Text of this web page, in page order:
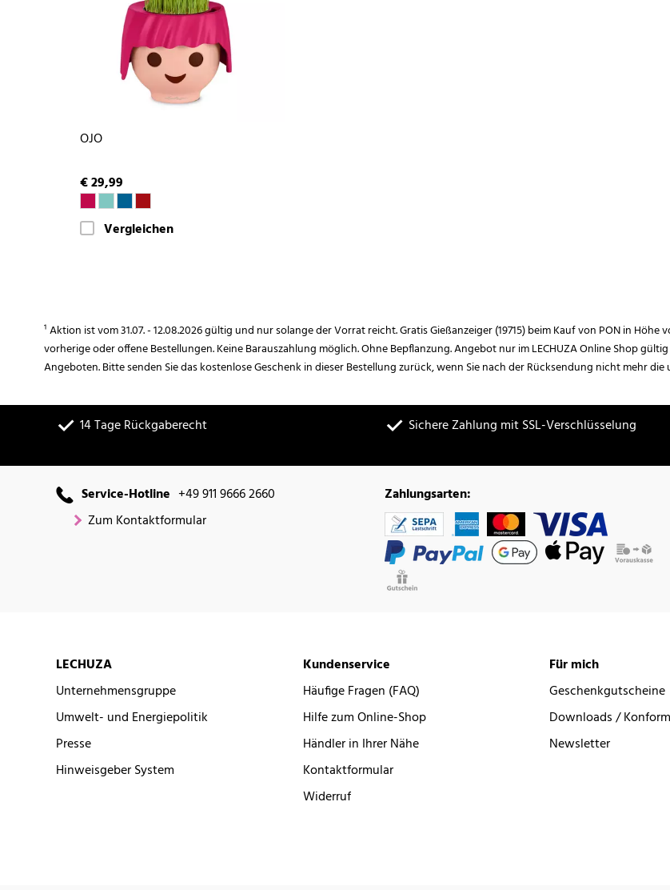
OJO
€ 29,99
Vergleichen
¹ Aktion ist vom 31.07. - 12.08.2026 gültig und nur solange der Vorrat reicht. Gratis Gießanzeiger (19715) beim Kauf von PON in
vorherige oder offene Bestellungen. Keine Barauszahlung möglich. Ohne Bepflanzung. Angebot nur im LECHUZA Online Shop
Angeboten. Bitte senden Sie das kostenlose Geschenk in dieser Bestellung zurück, wenn Sie nach der Rücksendung nicht mehr
14 Tage Rückgaberecht Sichere Zahlung mit SSL-Verschlüsselung
Service-Hotline +49 911 9666 2660
Zum Kontaktformular
Zahlungsarten:
LECHUZA
Unternehmensgruppe
Umwelt- und Energiepolitik
Presse
Hinweisgeber System
Kundenservice
Häufige Fragen (FAQ)
Hilfe zum Online-Shop
Händler in Ihrer Nähe
Kontaktformular
Widerruf
Für mich
Geschenkgutscheine
Downloads /
Newsletter